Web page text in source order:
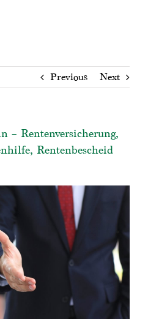
Previous Next
– Rentenversicherung,
Rentenbescheid